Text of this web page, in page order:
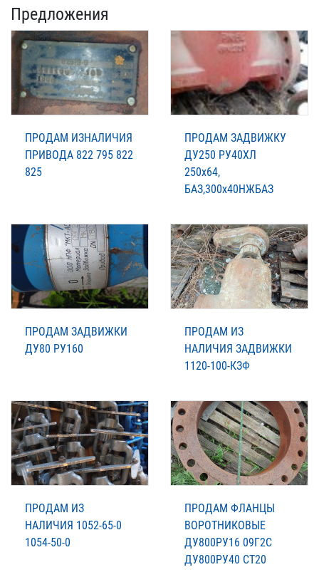
Предложения
ПРОДАМ ИЗНАЛИЧИЯ
ПРИВОДА 822 795 822
825
ПРОДАМ ЗАДВИЖКУ
ДУ250 РУ40ХЛ
250х64,
БАЗ,300х40НЖБАЗ
ПРОДАМ ЗАДВИЖКИ
ДУ80 РУ160
ПРОДАМ ИЗ
НАЛИЧИЯ ЗАДВИЖКИ
1120-100-КЗФ
ПРОДАМ ИЗ
НАЛИЧИЯ 1052-65-0
1054-50-0
ПРОДАМ ФЛАНЦЫ
ВОРОТНИКОВЫЕ
ДУ800РУ16 09Г2С
ДУ800РУ40 СТ20